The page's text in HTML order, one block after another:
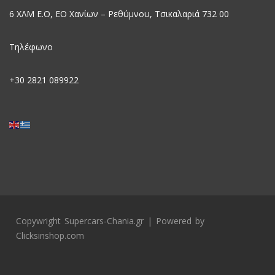
6 ΧΛΜ Ε.Ο, EO Χανίων – Ρεθύμνου, Τσικαλαριά 732 00
Τηλέφωνο
+30 2821 089922
Copywright Supercars-Chania.gr | Powered by
Clicksinshop.com